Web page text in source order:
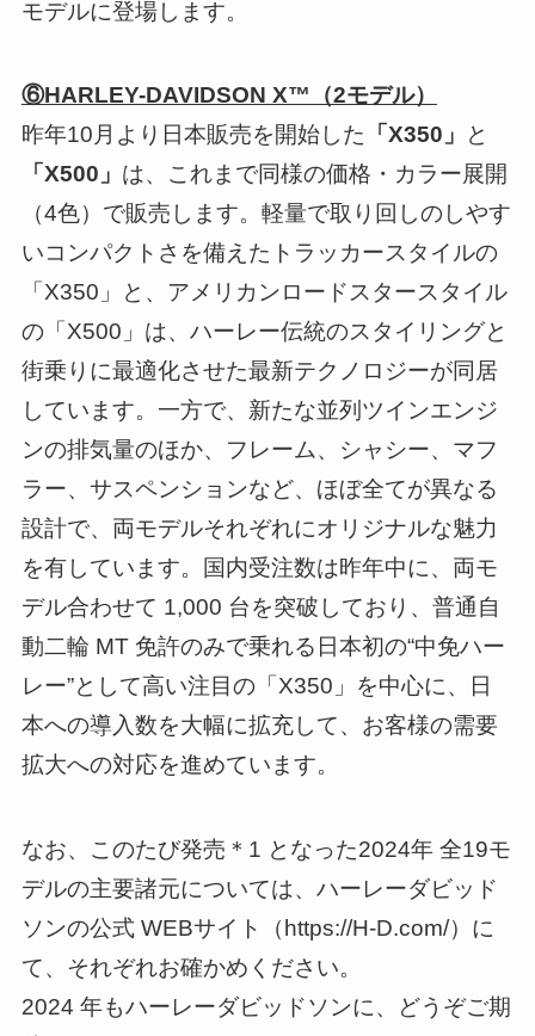
モデルに登場します。
⑥HARLEY-DAVIDSON X™（2モデル）
昨年10月より日本販売を開始した 「X350」
と
「X500」 は、これまで同様の価格・カラー展開
（4色）で販売します。軽量で取り回しのしやす
いコンパクトさを備えたトラッカースタイルの
「X350」と、アメリカンロードスタースタイル
の「X500」は、ハーレー伝統のスタイリングと
街乗りに最適化させた最新テクノロジーが同居
しています。一方で、新たな並列ツインエンジ
ンの排気量のほか、フレーム、シャシー、マフ
ラー、サスペンションなど、ほぼ全てが異なる
設計で、両モデルそれぞれにオリジナルな魅力
を有しています。国内受注数は昨年中に、両モ
デル合わせて 1,000 台を突破しており、普通自
動二輪 MT 免許のみで乗れる日本初の“中免ハー
レー”として高い注目の「X350」を中心に、日
本への導入数を大幅に拡充して、お客様の需要
拡大への対応を進めています。
なお、このたび発売＊1 となった2024年 全19モ
デルの主要諸元については、ハーレーダビッド
ソンの公式 WEBサイト（https://H-D.com/）に
て、それぞれお確かめください。
2024 年もハーレーダビッドソンに、どうぞご期